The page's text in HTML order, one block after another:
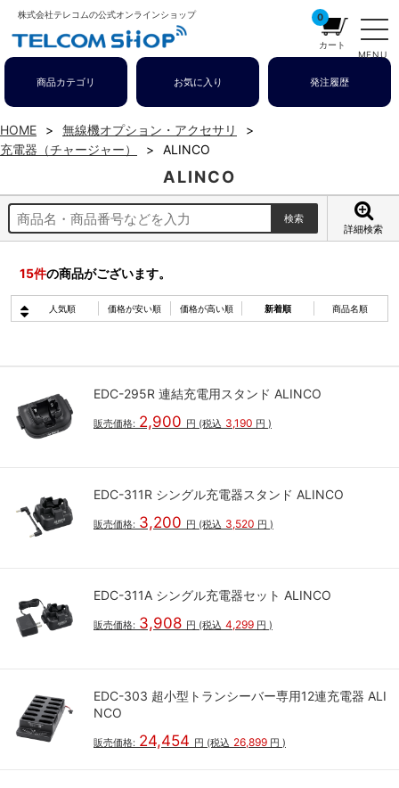
株式会社テレコムの公式オンラインショップ
MENU
0
カート
商品カテゴリ お気に入り 発注履歴
HOME
無線機オプション・アクセサリ
充電器（チャージャー）
ALINCO
ALINCO
詳細検索
15件の商品がございます。
人気順 価格が安い順 価格が高い順 新着順 商品名順
EDC-295R 連結充電用スタンド ALINCO
販売価格: 2,900 円 (税込 3,190 円 )
EDC-311R シングル充電器スタンド ALINCO
販売価格: 3,200 円 (税込 3,520 円 )
EDC-311A シングル充電器セット ALINCO
販売価格: 3,908 円 (税込 4,299 円 )
EDC-303 超小型トランシーバー専用12連充電器 ALI
NCO
販売価格: 24,454 円 (税込 26,899 円 )